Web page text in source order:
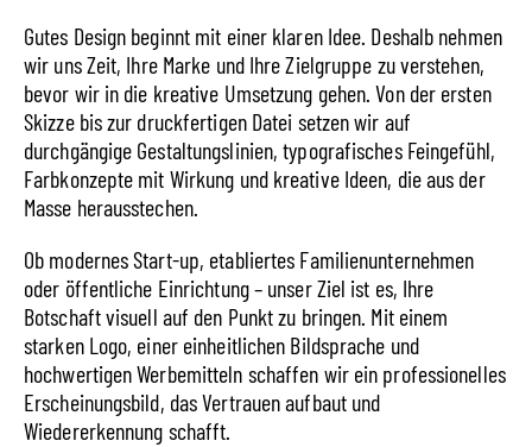
Gutes Design beginnt mit einer klaren Idee. Deshalb nehmen
wir uns Zeit, Ihre Marke und Ihre Zielgruppe zu verstehen,
bevor wir in die kreative Umsetzung gehen. Von der ersten
Skizze bis zur druckfertigen Datei setzen wir auf
durchgängige Gestaltungslinien, typografisches Feingefühl,
Farbkonzepte mit Wirkung und kreative Ideen, die aus der
Masse herausstechen.
Ob modernes Start-up, etabliertes Familienunternehmen
oder öffentliche Einrichtung – unser Ziel ist es, Ihre
Botschaft visuell auf den Punkt zu bringen. Mit einem
starken Logo, einer einheitlichen Bildsprache und
hochwertigen Werbemitteln schaffen wir ein professionelles
Erscheinungsbild, das Vertrauen aufbaut und
Wiedererkennung schafft.